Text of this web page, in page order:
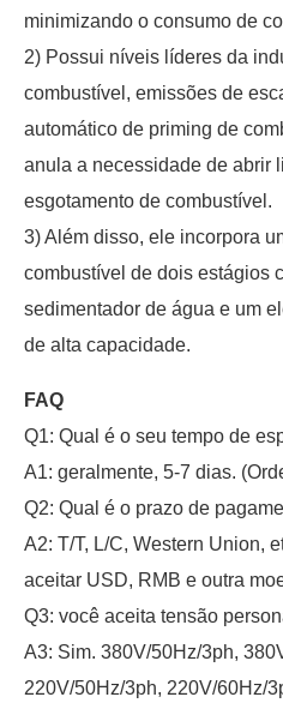
minimizando o consumo de
2) Possui níveis líderes da
combustível, emissões de
automático de priming de
anula a necessidade de abrir
esgotamento de combustível.
3) Além disso, ele incorpora
combustível de dois estágios
sedimentador de água e um
de alta capacidade.
FAQ
Q1: Qual é o seu tempo de
A1: geralmente, 5-7 dias.
Q2: Qual é o prazo de
A2: T/T, L/C, Western Union,
aceitar USD, RMB e outra
Q3: você aceita tensão
A3: Sim. 380V/50Hz/3ph,
220V/50Hz/3ph, 220V/60Hz/